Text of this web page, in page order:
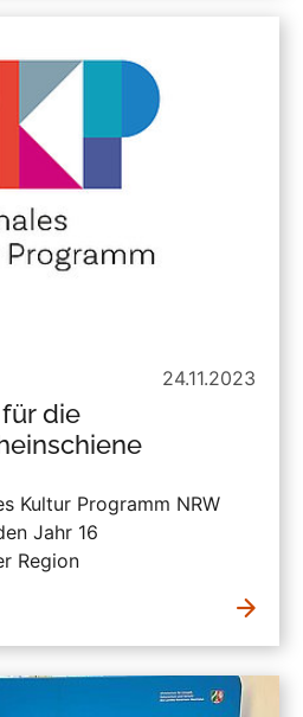
24.11.2023
die
Kultur Programm NRW
Jahr 16
Region